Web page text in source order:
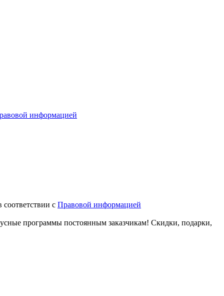
информацией
с Правовой информацией
программы постоянным заказчикам! Скидки, подарки,